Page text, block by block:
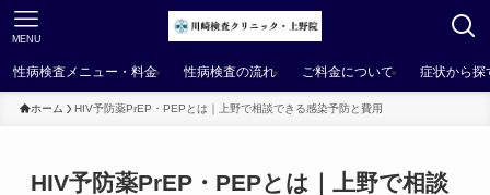
MENU
性病検査メニュー・料金 性病検査の流れ ご料金について 症状から探
ホーム HIV予防薬PrEP・PEPとは｜上野で相談できる感染予防と費用
HIV予防薬PrEP・PEPとは｜上野で相談